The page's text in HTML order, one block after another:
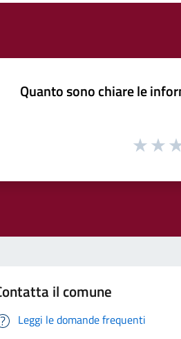
Quanto sono chiare le
il comune
Leggi le domande frequenti